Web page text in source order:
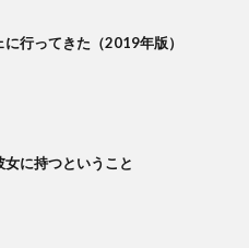
行ってきた（2019年版）
に持つということ